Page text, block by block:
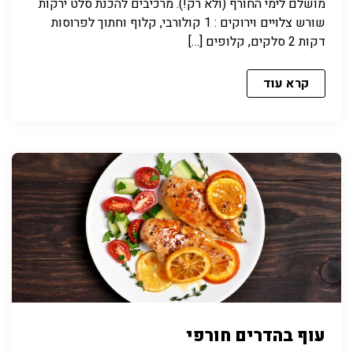
מושלם לימי החורף (ולא רק!). מרכיבים להכנת סלט ירקות
שורש צלויים וירוקים : 1 קולורבי, קלוף וחתוך לפרוסות
דקות 2 סלקים, קלופים […]
קרא עוד
עוף בהדרים חורפי